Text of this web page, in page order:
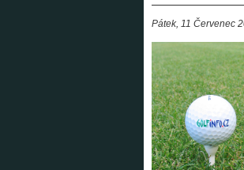
Pátek, 11 Červenec